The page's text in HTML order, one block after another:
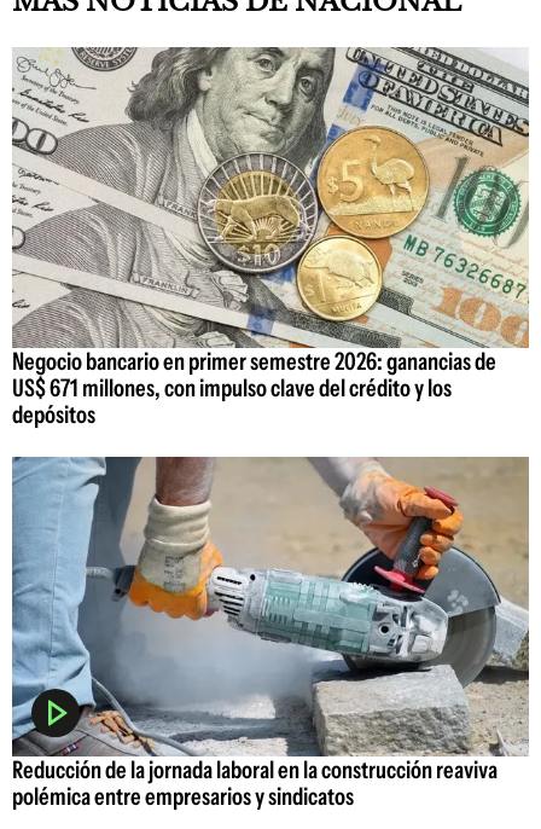
Negocio bancario en primer semestre 2026: ganancias de
US$ 671 millones, con impulso clave del crédito y los
depósitos
Reducción de la jornada laboral en la construcción reaviva
polémica entre empresarios y sindicatos